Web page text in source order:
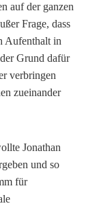
auf der ganzen
Frage, dass
Aufenthalt in
Grund dafür
verbringen
zueinander
Jonathan
und so
für